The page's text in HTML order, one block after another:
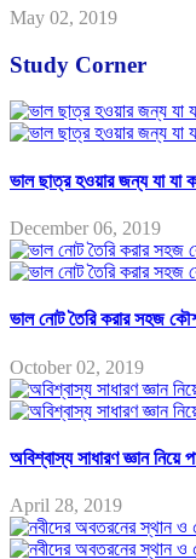
May 02, 2019
Study Corner
ভাল ছাত্র হওয়ার জন্য যা যা
December 06, 2019
ভাল নোট তৈরি করার সহজ
October 02, 2019
অবিশ্বাস্য সাধারণ জ্ঞান
April 28, 2019